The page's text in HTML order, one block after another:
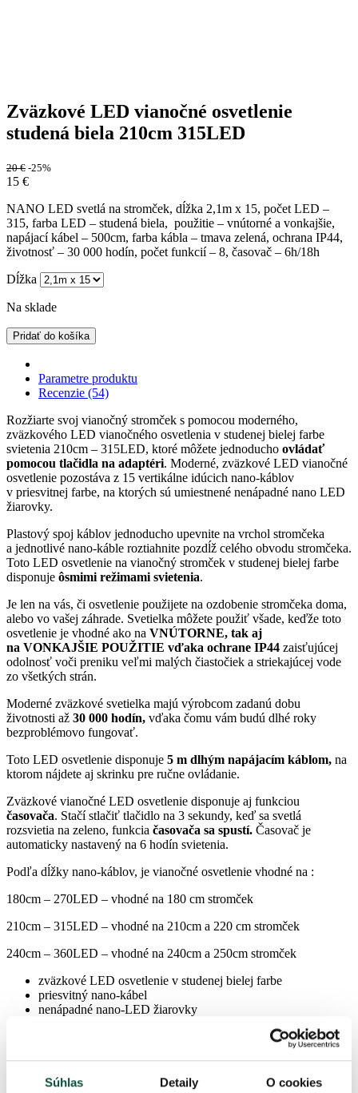
Súhlas Detaily O cookies
Zväzkové LED vianočné osvetlenie
studená biela 210cm 315LED
20€ -25%
15 €
NANO LED svetlá na stromček, dĺžka 2,1m x 15, počet LED –
315, farba LED – studená biela, použitie – vnútorné a vonkajšie,
napájací kábel – 500cm, farba kábla – tmava zelená, ochrana IP44,
životnosť – 30 000 hodín, počet funkcií – 8, časovač – 6h/18h
Dĺžka
Na sklade
Pridať do košíka
Parametre produktu
Recenzie (54)
Rozžiarte svoj vianočný stromček s pomocou moderného,
zväzkového LED vianočného osvetlenia v studenej bielej farbe
svietenia 210cm – 315LED, ktoré môžete jednoducho ovládať
pomocou tlačidla na adaptéri. Moderné, zväzkové LED vianočné
osvetlenie pozostáva z 15 vertikálne idúcich nano-káblov
v priesvitnej farbe, na ktorých sú umiestnené nenápadné nano LED
žiarovky.
Plastový spoj káblov jednoducho upevnite na vrchol stromčeka
a jednotlivé nano-káble roztiahnite pozdĺž celého obvodu stromčeka.
Toto LED osvetlenie na vianočný stromček v studenej bielej farbe
disponuje ôsmimi režimami svietenia.
Je len na vás, či osvetlenie použijete na ozdobenie stromčeka doma,
alebo vo vašej záhrade. Svetielka môžete použiť všade, keďže toto
osvetlenie je vhodné ako na VNÚTORNE, tak aj
na VONKAJŠIE POUŽITIE vďaka ochrane IP44 zaisťujúcej
odolnosť voči preniku veľmi malých čiastočiek a striekajúcej vode
zo všetkých strán.
Moderné zväzkové svetielka majú výrobcom zadanú dobu
životnosti až 30 000 hodín, vďaka čomu vám budú dlhé roky
bezproblémovo fungovať.
Toto LED osvetlenie disponuje 5 m dlhým napájacím káblom, na
ktorom nájdete aj skrinku pre ručne ovládanie.
Zväzkové vianočné LED osvetlenie disponuje aj funkciou
časovača. Stačí stlačiť tlačidlo na 3 sekundy, keď sa svetlá
rozsvietia na zeleno, funkcia časovača sa spustí. Časovač je
automaticky nastavený na 6 hodín svietenia.
Podľa dĺžky nano-káblov, je vianočné osvetlenie vhodné na :
180cm – 270LED – vhodné na 180 cm stromček
210cm – 315LED – vhodné na 210cm a 220 cm stromček
240cm – 360LED – vhodné na 240cm a 250cm stromček
zväzkové LED osvetlenie v studenej bielej farbe
priesvitný nano-kábel
nenápadné nano-LED žiarovky
ochrana IP44 – zaisťuje odolnosť voči preniku veľmi malých
životnosť 30 000 hodín